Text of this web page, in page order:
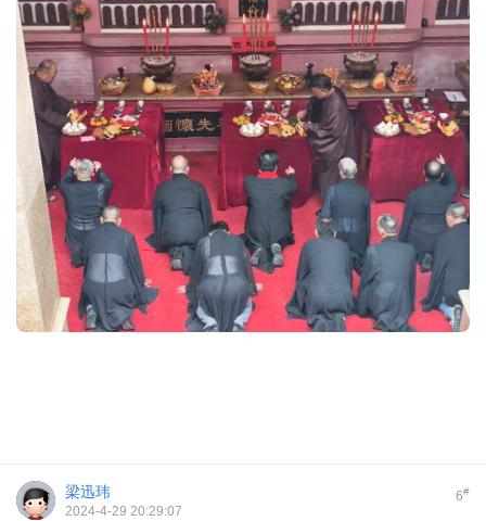
6#
梁迅玮
2024-4-29 20:29:07